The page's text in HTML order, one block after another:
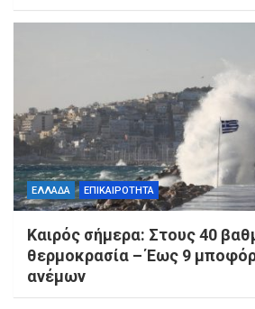
ΕΛΛΑΔΑ ΕΠΙΚΑΙΡΟΤΗΤΑ
Καιρός σήμερα: Στους 40
θερμοκρασία – Έως 9
ανέμων